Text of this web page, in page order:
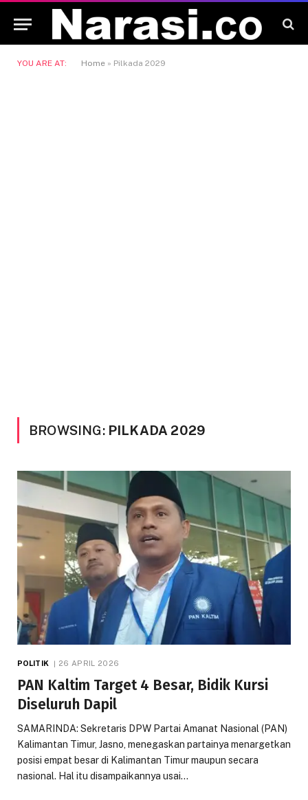
YOU ARE AT: Home » Pilkada 2029
BROWSING: PILKADA 2029
POLITIK 26 APRIL 2026
PAN Kaltim Target 4 Besar, Bidik Kursi
Diseluruh Dapil
SAMARINDA: Sekretaris DPW Partai Amanat Nasional (PAN)
Kalimantan Timur, Jasno, menegaskan partainya menargetkan
posisi empat besar di Kalimantan Timur maupun secara
nasional. Hal itu disampaikannya usai…